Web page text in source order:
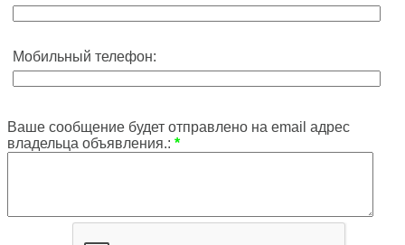
Мобильный телефон:
Ваше сообщение будет отправлено на email адрес
владельца объявления.: *